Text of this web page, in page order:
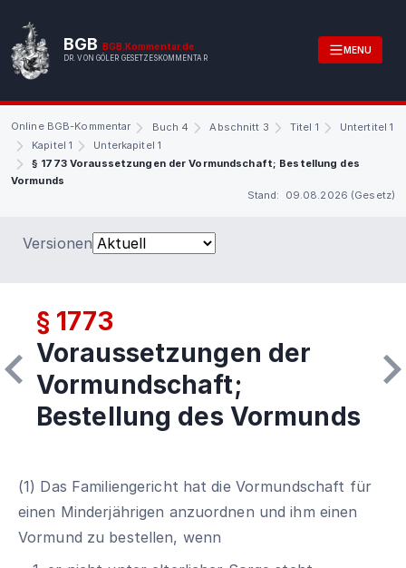
BGB BGB.Kommentar.de
DR. VON GÖLER GESETZESKOMMENTAR
MENU
Online BGB-Kommentar Buch 4 Abschnitt 3 Titel 1
Untertitel 1
Kapitel 1
Unterkapitel 1
§ 1773 Voraussetzungen der Vormundschaft; Bestellung des
Vormunds
Stand: 09.08.2026 (Gesetz)
Versionen
§ 1773
Voraussetzungen der
Vormundschaft;
Bestellung des Vormunds
(1) Das Familiengericht hat die Vormundschaft für
einen Minderjährigen anzuordnen und ihm einen
Vormund zu bestellen, wenn